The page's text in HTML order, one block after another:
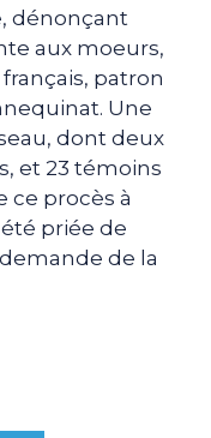
dénonçant
aux moeurs,
patron
Une
dont deux
et 23 témoins
ce procès à
priée de
de la